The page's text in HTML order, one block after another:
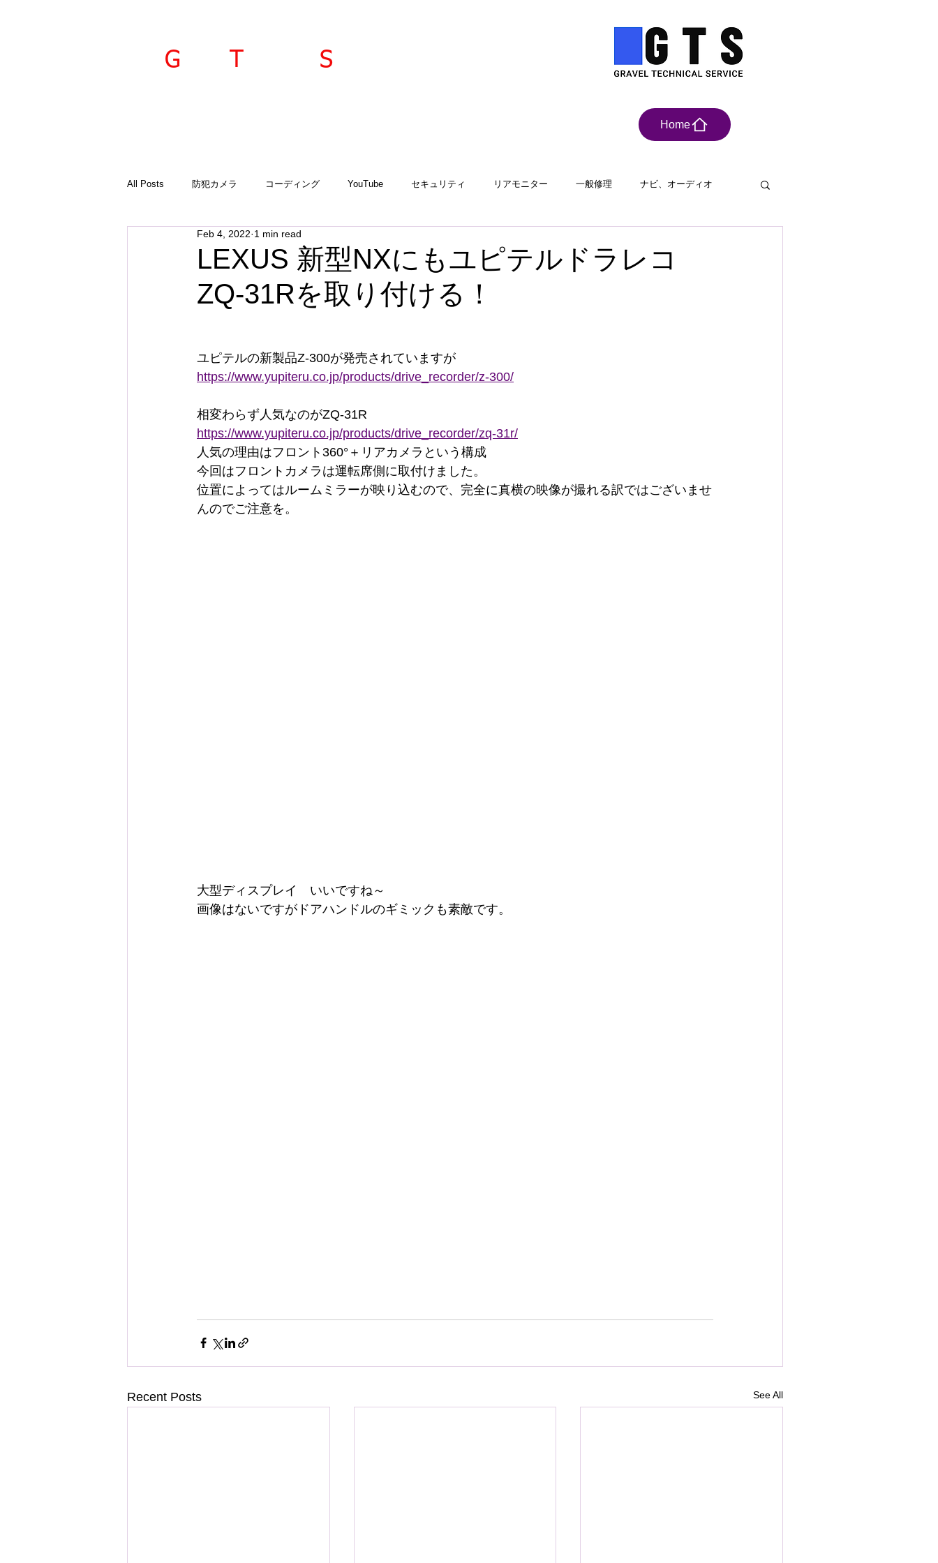
G T S
Home
All Posts 防犯カメラ コーディング YouTube セキュリティ リアモニター 一般修理 ナビ、オーディオ
ご案内 診断機
GTSプラド オーサーアラーム アルゴスD1 iCELL 故障診断
LEXUS 新型NXにもユピテルドラレコ
ZQ-31Rを取り付ける！
Feb 4, 2022 1 min read
ユピテルの新製品Z-300が発売されていますが
https://www.yupiteru.co.jp/products/drive_recorder/z-300/
相変わらず人気なのがZQ-31R
https://www.yupiteru.co.jp/products/drive_recorder/zq-31r/
人気の理由はフロント360°＋リアカメラという構成
今回はフロントカメラは運転席側に取付けました。
位置によってはルームミラーが映り込むので、完全に真横の映像が撮れる訳ではございませ
んのでご注意を。
大型ディスプレイ　いいですね～
画像はないですがドアハンドルのギミックも素敵です。
Recent Posts See All